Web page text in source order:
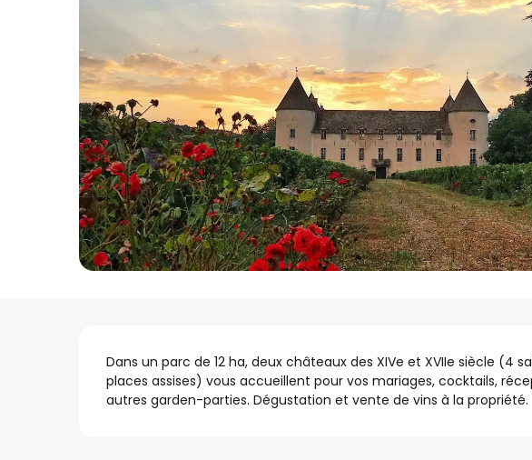
Description
Dans un parc de 12 ha, deux châteaux des XIVe et XVIIe siècle (4
places assises) vous accueillent pour vos mariages, cocktails,
autres garden-parties. Dégustation et vente de vins à la propriété.